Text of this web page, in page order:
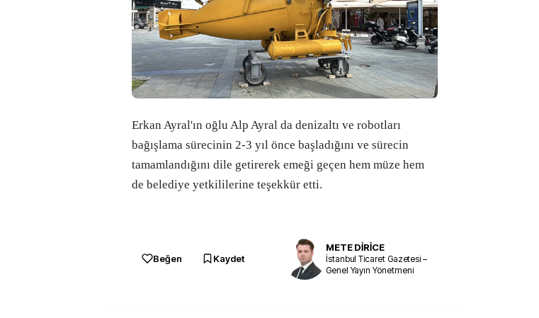
Erkan Ayral'ın oğlu Alp Ayral da denizaltı ve robotları
bağışlama sürecinin 2-3 yıl önce başladığını ve sürecin
tamamlandığını dile getirerek emeği geçen hem müze hem
de belediye yetkililerine teşekkür etti.
Beğen Kaydet
METE DİRİCE
İstanbul Ticaret Gazetesi –
Genel Yayın Yönetmeni